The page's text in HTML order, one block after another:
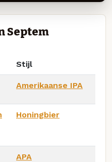
Septem
Stijl
Amerikaanse IPA
Honingbier
APA